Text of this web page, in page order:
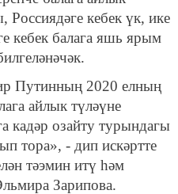
Россиядәге кебек үк, ике
кебек балага яшь ярым
Путинның 2020 елның
айлык түләүне
кадәр озайту турындагы
тора», - дип искәртте
тәэмин итү һәм
Зарипова.